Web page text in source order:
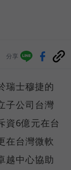
分享
瑞士穆捷的
子公司台灣
資6億元在台
在台灣微軟
越中心協助